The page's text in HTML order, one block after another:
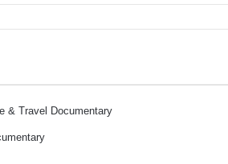
& Travel Documentary